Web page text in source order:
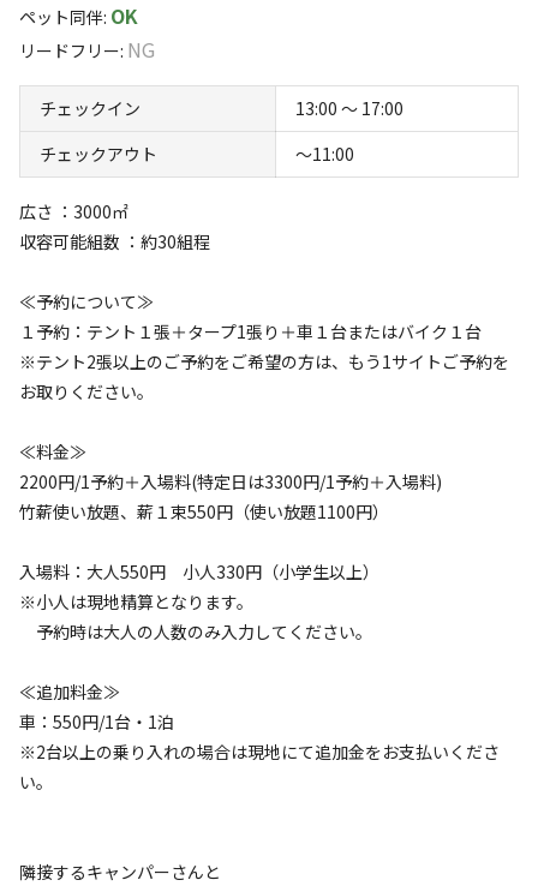
ペット同伴: OK
リードフリー: NG
チェックイン
13:00 〜 17:00
チェックアウト
〜11:00
広さ ：3000㎡
収容可能組数 ：約30組程
≪予約について≫
１予約：テント１張＋タープ1張り＋車１台またはバイク１台
※テント2張以上のご予約をご希望の方は、もう1サイトご予約を
お取りください。
≪料金≫
2200円/1予約＋入場料(特定日は3300円/1予約＋入場料)
竹薪使い放題、薪１束550円（使い放題1100円）
入場料：大人550円 小人330円（小学生以上）
※小人は現地精算となります。
予約時は大人の人数のみ入力してください。
≪追加料金≫
車：550円/1台・1泊
※2台以上の乗り入れの場合は現地にて追加金をお支払いくださ
い。
隣接するキャンパーさんと
当施設は「山田源氏ぼたるの里」の中央に位置
する、竹の家（Bahay Kubo）とキャンプファイ
ヤーサークルが魅力のキャンプ場です。
【絶景のロケーション】
ない満天の星空を同時に堪能できます。
【どなたでも大歓迎】
賑やかに楽しむファミリーキャンプ、静かに自然と向き合
うソロキャンプ、仲間と語らうグループキャンプまで、あ
らゆるスタイルに柔軟に対応します。
【イベント利用・貸切もOK】
広々とした敷地を活かし、各種イベント、オフ会、集まり
の場としてもご利用いただけます（お気軽にご相談くださ
い）。
観光地や海へのアクセス（車で２０分）もよく、いすみ市
林間 草原 公園
30.6m
まったり
落ち着く
30% 10%